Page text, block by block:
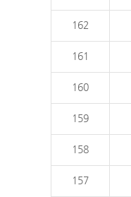
162
161
160
159
158
157